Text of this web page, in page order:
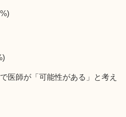
医師が「可能性がある」と考え